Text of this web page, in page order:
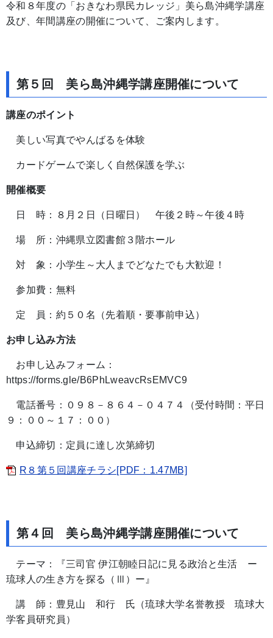
令和８年度の「おきなわ県民カレッジ」美ら島沖縄学講座
及び、年間講座の開催について、ご案内します。
第５回 美ら島沖縄学講座開催について
講座のポイント
美しい写真でやんばるを体験
カードゲームで楽しく自然保護を学ぶ
開催概要
日 時：８月２日（日曜日） 午後２時～午後４時
場 所：沖縄県立図書館３階ホール
対 象：小学生～大人までどなたでも大歓迎！
参加費：無料
定 員：約５０名（先着順・要事前申込）
お申し込み方法
お申し込みフォーム：
https://forms.gle/B6PhLweavcRsEMVC9
電話番号：０９８－８６４－０４７４（受付時間：平日
９：００～１７：００）
申込締切：定員に達し次第締切
R８第５回講座チラシ[PDF：1.47MB]
第４回 美ら島沖縄学講座開催について
テーマ：『三司官 伊江朝睦日記に見る政治と生活 ー
琉球人の生き方を探る（Ⅲ）ー』
講 師：豊見山 和行 氏（琉球大学名誉教授 琉球大
学客員研究員）